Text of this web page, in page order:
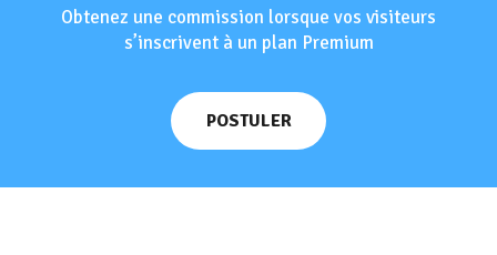
Obtenez une commission lorsque vos visiteurs
s’inscrivent à un plan Premium
POSTULER